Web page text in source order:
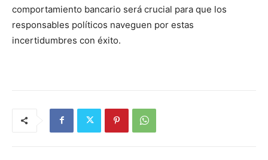
comportamiento bancario será crucial para que los
responsables políticos naveguen por estas
incertidumbres con éxito.